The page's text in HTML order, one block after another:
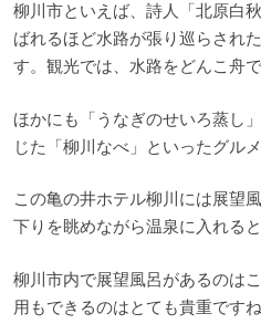
柳川市といえば、詩人「北原白
ばれるほど水路が張り巡らされ
す。観光では、水路をどんこ舟
ほかにも「うなぎのせいろ蒸し
じた「柳川なべ」といったグル
この亀の井ホテル柳川には展望
下りを眺めながら温泉に入れると
柳川市内で展望風呂があるのは
用もできるのはとても貴重ですね